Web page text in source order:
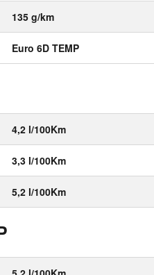
135 g/km
Euro 6D TEMP
4,2 l/100Km
3,3 l/100Km
5,2 l/100Km